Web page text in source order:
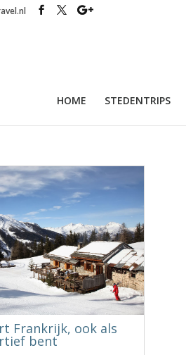
HOME STEDENTRIPS
Frankrijk, ook als
bent